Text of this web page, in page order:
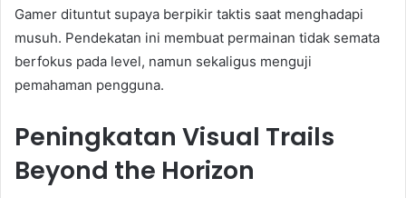
Gamer dituntut supaya berpikir taktis saat menghadapi
musuh. Pendekatan ini membuat permainan tidak semata
berfokus pada level, namun sekaligus menguji
pemahaman pengguna.
Peningkatan Visual Trails
Beyond the Horizon